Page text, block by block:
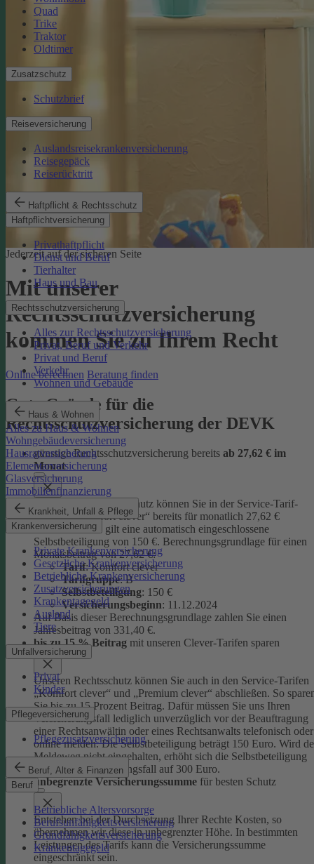
Quad
Trike
Traktor
Oldtimer
Zusatzschutz
Schutzbrief
Reiseversicherung
Auslandsreisekrankenversicherung
Reisegepäck
Reiserücktritt
Haftpflicht & Rechtsschutz
Haftpflichtversicherung
Privathaftpflicht
Dienst und Beruf
Tierhalter
Haus und Bau
Rechtsschutzversicherung
Alles zur Rechtsschutzversicherung
Privat, Beruf und Verkehr
Privat und Beruf
Verkehr
Wohnen und Gebäude
Haus & Wohnen
Alles zu Haus & Wohnen
Wohngebäudeversicherung
Hausratversicherung
Elementarversicherung
Glasversicherung
Immobilienfinanzierung
Krankheit, Unfall & Pflege
Krankenversicherung
Private Krankenversicherung
Gesetzliche Krankenversicherung
Betriebliche Krankenversicherung
Zusatzversicherungen
Krankentagegeld
Ausland
Tiere
Unfallversicherung
Privat
Kinder
Pflegeversicherung
Pflegezusatzversicherung
Beruf, Alter & Finanzen
Beruf
Betriebliche Altersvorsorge
Berufsunfähigkeitsversicherung
Grundfähigkeitsversicherung
Krankentagegeld
Jederzeit auf der sicheren Seite
Mit unserer
Rechtsschutzversicherung
kommen Sie zu Ihrem Recht
Online berechnen Beratung finden
Gute Gründe für die
Rechtsschutzversicherung der DEVK
günstige Rechtsschutzversicherung bereits ab 27,62 € im
Monat
Unseren Privatrechtsschutz können Sie in der Service-Tarif-
Variante „Komfort clever“ bereits für monatlich 27,62 €
abschließen. Es gilt eine automatisch eingeschlossene
Selbstbeteiligung von 150 €. Berechnungsgrundlage für einen
Monatsbeitrag von 27,62 €:
Tarif: Komfort clever
Tarifgruppe: B
Selbstbeteiligung: 150 €
Versicherungsbeginn: 11.12.2024
Auf Basis dieser Berechnungsgrundlage zahlen Sie einen
Jahresbeitrag von 331,40 €.
bis zu 15 % Beitrag mit unseren Clever-Tarifen sparen
Unseren Rechtsschutz können Sie auch in den Service-Tarifen
„Komfort clever“ und „Premium clever“ abschließen. So
Sie bis zu 15 Prozent Beitrag. Dafür müssen Sie uns Ihren
Versicherungsfall lediglich unverzüglich vor der Beauftragung
einer Rechtsanwältin oder eines Rechtsanwalts telefonisch oder
online melden. Die Selbstbeteiligung beträgt 150 Euro. Wird
Meldeweg nicht eingehalten, erhöht sich die Selbstbeteiligung
für diesen Versicherungsfall auf 300 Euro.
unbegrenzte Versicherungssumme für besten Schutz
Entstehen bei der Durchsetzung Ihrer Rechte Kosten, so
übernehmen wir diese in unbegrenzter Höhe. In bestimmten
Leistungen des Tarifs kann die Versicherungssumme
eingeschränkt sein.